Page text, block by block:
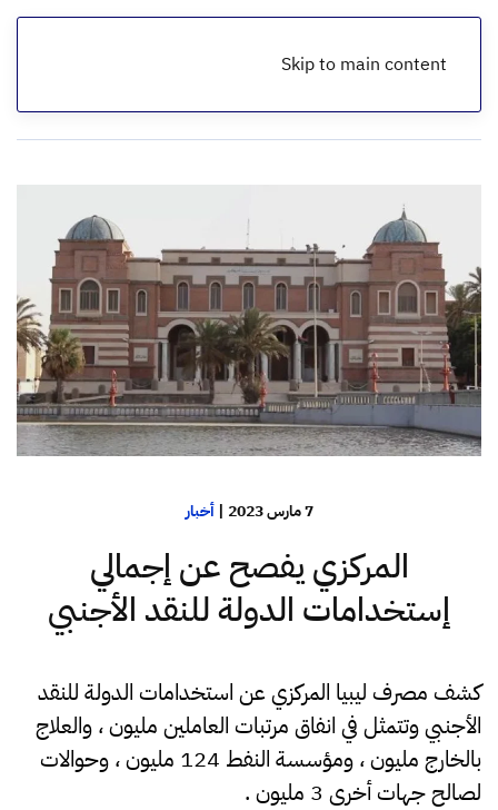
Skip to main content
الرئيسية
7 مارس 2023 |أخبار
المركزي يفصح عن إجمالي
إستخدامات الدولة للنقد الأجنبي
كشف مصرف ليبيا المركزي عن استخدامات الدولة للنقد
الأجنبي وتتمثل في انفاق مرتبات العاملين مليون ، والعلاج
بالخارج مليون ، ومؤسسة النفط 124 مليون ، وحوالات
لصالح جهات أخرى 3 مليون .